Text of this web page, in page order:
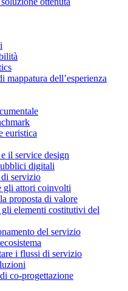
mappatura dell’esperienza
euristica
il service design
digitali
servizio
gli attori coinvolti
proposta di valore
elementi costitutivi del
del servizio
i flussi di servizio
co-progettazione